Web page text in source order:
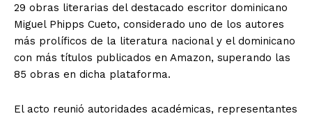
29 obras literarias del destacado escritor dominicano
Miguel Phipps Cueto, considerado uno de los autores
más prolíficos de la literatura nacional y el dominicano
con más títulos publicados en Amazon, superando las
85 obras en dicha plataforma.
El acto reunió autoridades académicas, representantes